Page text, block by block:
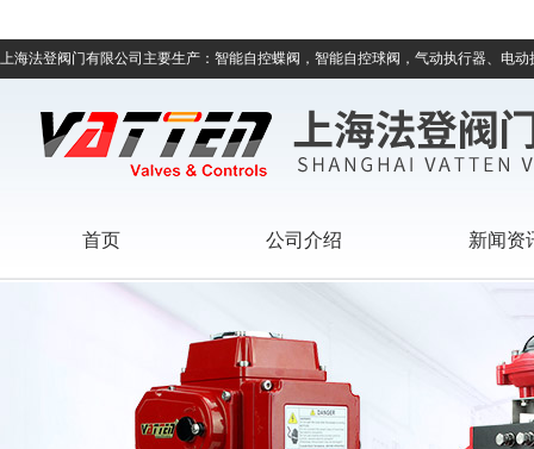
上海法登阀门有限公司主要生产：智能自控蝶阀，智能自控球阀，气动执行器、电
首页 公司介绍 新闻资